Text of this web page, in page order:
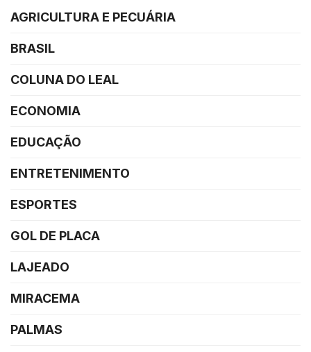
AGRICULTURA E PECUÁRIA
BRASIL
COLUNA DO LEAL
ECONOMIA
EDUCAÇÃO
ENTRETENIMENTO
ESPORTES
GOL DE PLACA
LAJEADO
MIRACEMA
PALMAS